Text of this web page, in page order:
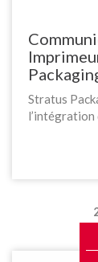
Stratus
l’intégration